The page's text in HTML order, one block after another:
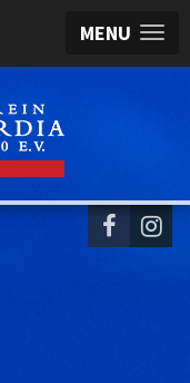
MENU